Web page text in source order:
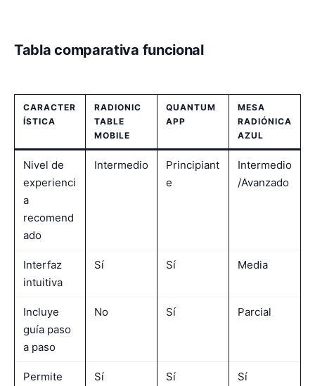
Tabla comparativa funcional
CARACTER
ÍSTICA
RADIONIC
TABLE
MOBILE
QUANTUM
APP
MESA
RADIÓNICA
AZUL
Nivel de
experienci
a
recomend
ado
Intermedio
Principiant
e
Intermedio
/Avanzado
Interfaz
intuitiva
Sí Sí Media
Incluye
guía paso
a paso
No Sí Parcial
Permite
Sí Sí Sí